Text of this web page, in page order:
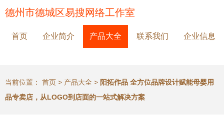
德州市德城区易搜网络工作室
首页 企业简介 产品大全 联系我们 企业信息
当前位置： 首页 > 产品大全 > 阳拓作品 全方位品牌设计赋能母婴用
品专卖店，从LOGO到店面的一站式解决方案